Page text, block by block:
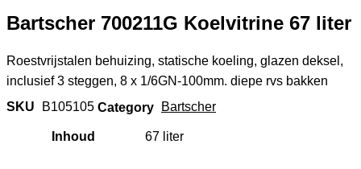
Bartscher 700211G Koelvitrine 67 liter
Roestvrijstalen behuizing, statische koeling, glazen deksel,
inclusief 3 steggen, 8 x 1/6GN-100mm. diepe rvs bakken
SKU
B105105 Category Bartscher
Inhoud 67 liter